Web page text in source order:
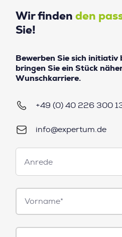
Wir finden den
Sie!
Bewerben Sie sich
bringen Sie ein Stück
Wunschkarriere.
+49 (0) 40 226 300
info@expertum.de
Anrede
Anrede
Vorname*
Nachname*